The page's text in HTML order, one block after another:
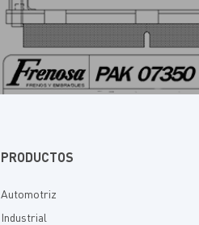
PRODUCTOS
Automotriz
Industrial